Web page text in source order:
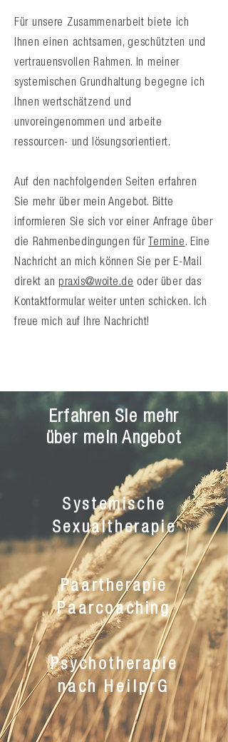
Für unsere Zusammenarbeit biete ich
Ihnen einen achtsamen, geschützten und
vertrauensvollen Rahmen. In meiner
systemischen Grundhaltung begegne ich
Ihnen wertschätzend und
unvoreingenommen und arbeite
ressourcen- und lösungsorientiert.
Auf den nachfolgenden Seiten erfahren
Sie mehr über mein Angebot. Bitte
informieren Sie sich vor einer Anfrage über
die Rahmenbedingungen für Termine. Eine
Nachricht an mich können Sie perE-Mail
direkt an praxis@woite.de oder über das
Kontaktformular weiter unten schicken. Ich
freue mich auf Ihre Nachricht!
Erfahren Sie mehr
über mein Angebot
Systemische
Sexualtherapie
Paartherapie
Paarcoaching
Psychotherapie
nachHeilprG